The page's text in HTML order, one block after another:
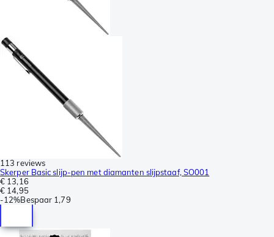
113 reviews
Skerper Basic slijp-pen met diamanten slijpstaaf, SO001
€ 13,16
€ 14,95
-12%Bespaar 1,79